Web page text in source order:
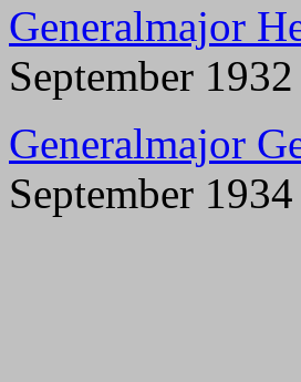
Generalmajor
September 1932
Generalmajor
September 1934